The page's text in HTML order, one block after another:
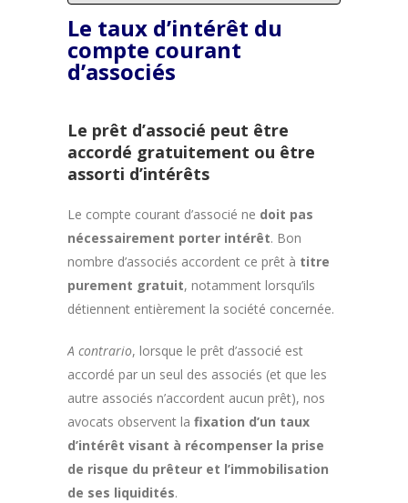
Le taux d’intérêt du
compte courant
d’associés
Le prêt d’associé peut être
accordé gratuitement ou être
assorti d’intérêts
Le compte courant d’associé ne doit pas
nécessairement porter intérêt. Bon
nombre d’associés accordent ce prêt à titre
purement gratuit, notamment lorsqu’ils
détiennent entièrement la société concernée.
A contrario, lorsque le prêt d’associé est
accordé par un seul des associés (et que les
autre associés n’accordent aucun prêt), nos
avocats observent la fixation d’un taux
d’intérêt visant à récompenser la prise
de risque du prêteur et l’immobilisation
de ses liquidités.